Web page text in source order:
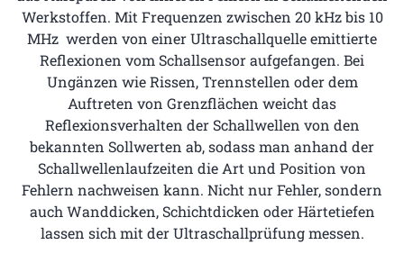
Werkstoffen. Mit Frequenzen zwischen 20 kHz bis 10
MHz werden von einer Ultraschallquelle emittierte
Reflexionen vom Schallsensor aufgefangen. Bei
Ungänzen wie Rissen, Trennstellen oder dem
Auftreten von Grenzflächen weicht das
Reflexionsverhalten der Schallwellen von den
bekannten Sollwerten ab, sodass man anhand der
Schallwellenlaufzeiten die Art und Position von
Fehlern nachweisen kann. Nicht nur Fehler, sondern
auch Wanddicken, Schichtdicken oder Härtetiefen
lassen sich mit der Ultraschallprüfung messen.